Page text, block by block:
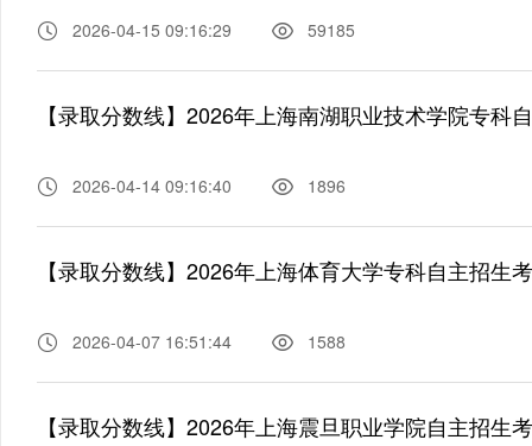
2026-04-15 09:16:29 59185
【录取分数线】2026年上海南湖职业技术学院专科
2026-04-14 09:16:40 1896
【录取分数线】2026年上海体育大学专科自主招生
2026-04-07 16:51:44 1588
【录取分数线】2026年上海震旦职业学院自主招生